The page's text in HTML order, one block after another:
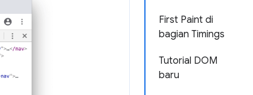
First Paint di
bagian Timings
Tutorial DOM
baru